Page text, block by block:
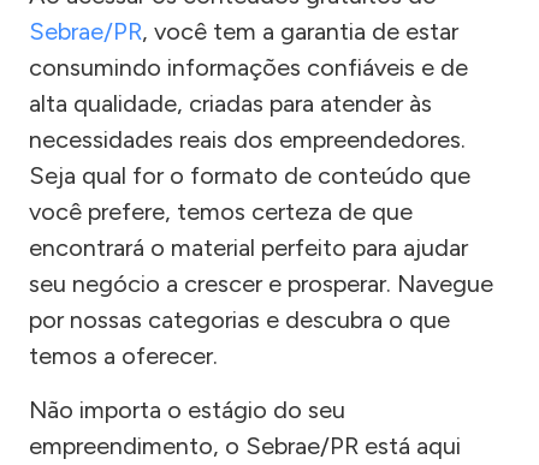
Sebrae/PR, você tem a garantia de estar
consumindo informações confiáveis e de
alta qualidade, criadas para atender às
necessidades reais dos empreendedores.
Seja qual for o formato de conteúdo que
você prefere, temos certeza de que
encontrará o material perfeito para ajudar
seu negócio a crescer e prosperar. Navegue
por nossas categorias e descubra o que
temos a oferecer.
Não importa o estágio do seu
empreendimento, o Sebrae/PR está aqui